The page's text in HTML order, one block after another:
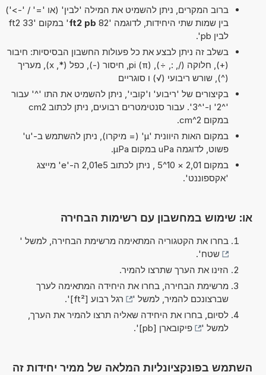
ברוב המקרים, ניתן להשמיט את המילה 'לבין' (או '=' / '->')
בין שמות שתי היחידות, לדוגמה '82
ft2 pb
' במקום '33 ft2
לבין pb'.
בשלב זה ניתן לבצע את כל פעולות החשבון הבסיסיות: חיבור
(+), חלוקה (/, :, ÷), pi (π), חיסור (-), כפל (*, x), מעריך
(^), שורש ריבועי (√) ו סוגריים
בקיצורים של 'ריבוע' ו'קובי', ניתן להשמיט את התו '^' עבור
'^2' ו-'^3'. עבור סנטימטרים רבועים, ניתן לכתוב cm2
במקום cm^2.
במקום האות היוונית 'µ' (= מיקרו), ניתן להשתמש ב-'u'
פשוט, לדוגמה uPa במקום µPa.
במקום 2,01 × 10^5 , ניתן לכתוב 2,01e5 ה-'e' מייצג
'אקספוננט'.
או: שימוש במחשבון עם רשימות הבחירה
בחרו את הקטגוריה המתאימה מרשימת הבחירה, למשל '
שטח'.
הזינו את הערך שתרצו להמיר.
מרשימת הבחירה, בחרו את היחידה המתאימה לערך
שברצונכם להמיר, למשל '
רגל רבוע [ft²]
'.
לסיום, בחרו את היחידה שאליה תרצו להמיר את הערך,
למשל '
פיקובארן [pb] '.
השתמש בפונקציונליות המלאה של ממיר יחידות זה